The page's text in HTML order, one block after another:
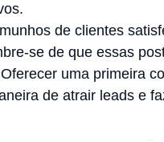
de clientes
se de que essas
Oferecer uma primeira
de atrair leads e